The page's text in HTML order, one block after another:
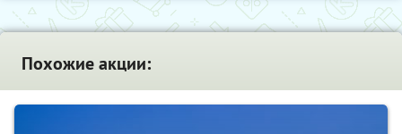
Похожие акции: